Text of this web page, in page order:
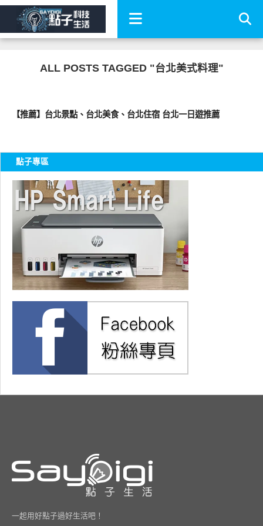
ALL POSTS TAGGED "台北美式料理"
【推薦】台北景點、台北美食、台北住宿 台北一日遊推薦
點子專區
一起用好點子過好生活吧！